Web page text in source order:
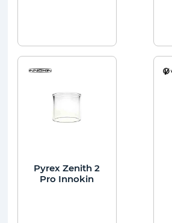
Pyrex Zenith 2
Pro Innokin